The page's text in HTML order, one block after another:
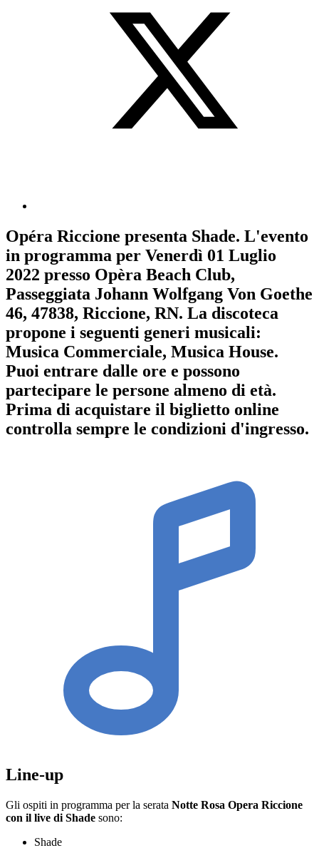
Opéra Riccione presenta Shade. L'evento
in programma per Venerdì 01 Luglio
2022 presso Opèra Beach Club,
Passeggiata Johann Wolfgang Von Goethe
46, 47838, Riccione, RN. La discoteca
propone i seguenti generi musicali:
Musica Commerciale, Musica House.
Puoi entrare dalle ore e possono
partecipare le persone almeno di età.
Prima di acquistare il biglietto online
controlla sempre le condizioni d'ingresso.
Line-up
Gli ospiti in programma per la serata Notte Rosa Opera Riccione
con il live di Shade sono:
Shade